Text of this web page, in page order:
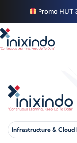
Promo HUT
Infrastructure & Cloud